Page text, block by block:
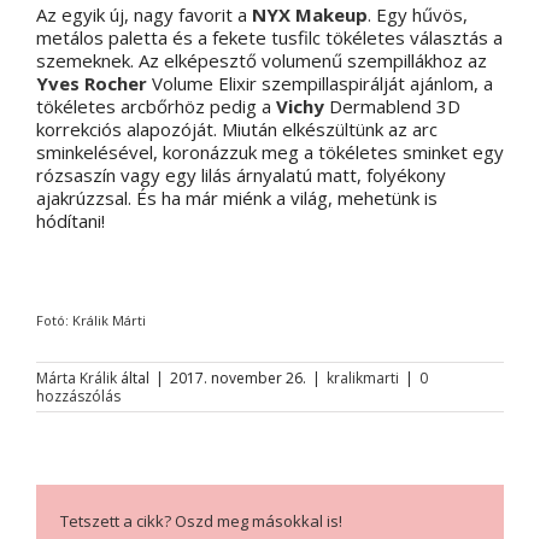
Az egyik új, nagy favorit a NYX Makeup. Egy hűvös,
metálos paletta és a fekete tusfilc tökéletes választás a
szemeknek. Az elképesztő volumenű szempillákhoz az
Yves Rocher Volume Elixir szempillaspirálját ajánlom, a
tökéletes arcbőrhöz pedig a Vichy Dermablend 3D
korrekciós alapozóját. Miután elkészültünk az arc
sminkelésével, koronázzuk meg a tökéletes sminket egy
rózsaszín vagy egy lilás árnyalatú matt, folyékony
ajakrúzzsal. És ha már miénk a világ, mehetünk is
hódítani!
Fotó: Králik Márti
Márta Králik által | 2017. november 26. | kralikmarti | 0
hozzászólás
Tetszett a cikk? Oszd meg másokkal is!